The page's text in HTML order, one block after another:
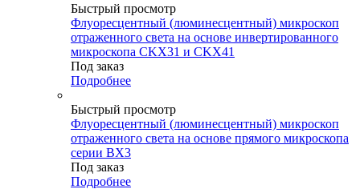
Быстрый просмотр
Флуоресцентный (люминесцентный) микроскоп
отраженного света на основе инвертированного
микроскопа CKX31 и СKX41
Под заказ
Подробнее
Быстрый просмотр
Флуоресцентный (люминесцентный) микроскоп
отраженного света на основе прямого микроскопа
серии BX3
Под заказ
Подробнее